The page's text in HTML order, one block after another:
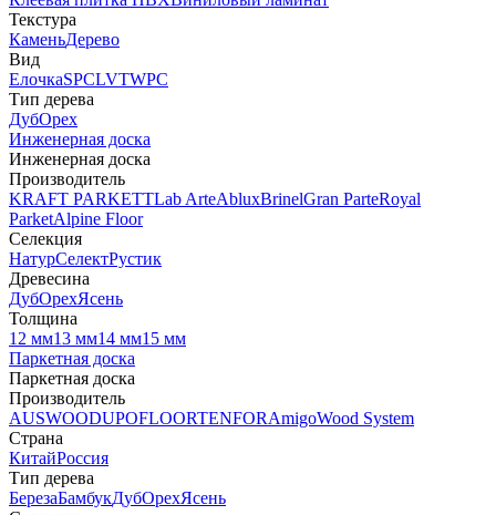
Текстура
КаменьДерево
Вид
ЕлочкаSPCLVTWPC
Тип дерева
ДубОрех
Инженерная доска
Инженерная доска
Производитель
KRAFT PARKETTLab ArteAbluxBrinelGran ParteRoyal
ParketAlpine Floor
Селекция
НатурСелектРустик
Древесина
ДубОрехЯсень
Толщина
12 мм13 мм14 мм15 мм
Паркетная доска
Паркетная доска
Производитель
AUSWOODUPOFLOORTENFORAmigoWood System
Страна
КитайРоссия
Тип дерева
БерезаБамбукДубОрехЯсень